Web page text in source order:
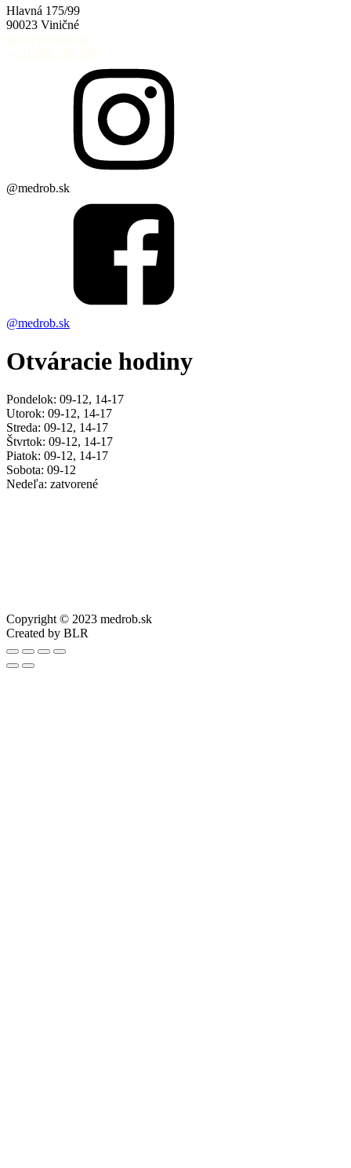
Hlavná 175/99
90023 Viničné
@medrob.sk
@medrob.sk
Otváracie hodiny
Pondelok: 09-12, 14-17
Utorok: 09-12, 14-17
Streda: 09-12, 14-17
Štvrtok: 09-12, 14-17
Piatok: 09-12, 14-17
Sobota: 09-12
Nedeľa: zatvorené
Copyright © 2023 medrob.sk
Created by BLR